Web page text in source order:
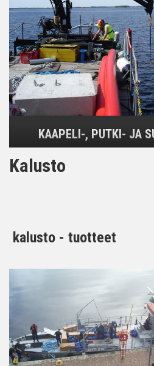
KAAPELI-, PUTKI- JA
Kalusto
kalusto - tuotteet